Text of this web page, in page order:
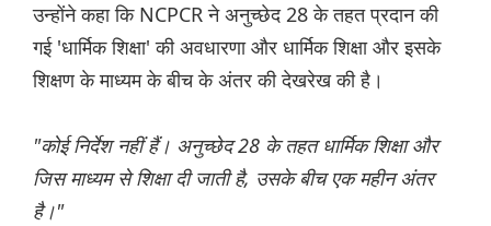
उन्होंने कहा कि NCPCR ने अनुच्छेद 28 के तहत प्रदान की
गई 'धार्मिक शिक्षा' की अवधारणा और धार्मिक शिक्षा और इसके
शिक्षण के माध्यम के बीच के अंतर की देखरेख की है।
"कोई निर्देश नहीं हैं। अनुच्छेद 28 के तहत धार्मिक शिक्षा और
जिस माध्यम से शिक्षा दी जाती है, उसके बीच एक महीन अंतर
है।"